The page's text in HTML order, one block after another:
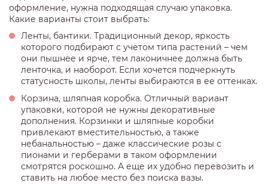
оформление, нужна подходящая случаю упаковка.
Какие варианты стоит выбрать:
Ленты, бантики. Традиционный декор, яркость
которого подбирают с учетом типа растений – чем
они пышнее и ярче, тем лаконичнее должна быть
ленточка, и наоборот. Если хочется подчеркнуть
статусность школы, ленты выбираются в ее оттенках.
Корзина, шляпная коробка. Отличный вариант
упаковки, которой не нужны декоративные
дополнения. Корзинки и шляпные коробки
привлекают вместительностью, а также
небанальностью – даже классические розы с
пионами и герберами в таком оформлении
смотрятся роскошно. А еще их удобно перевозить и
ставить на любое место без поиска вазы.